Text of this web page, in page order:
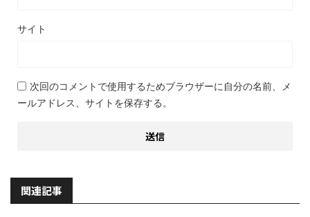
サイト
次回のコメントで使用するためブラウザーに自分の名前、メ
ールアドレス、サイトを保存する。
関連記事